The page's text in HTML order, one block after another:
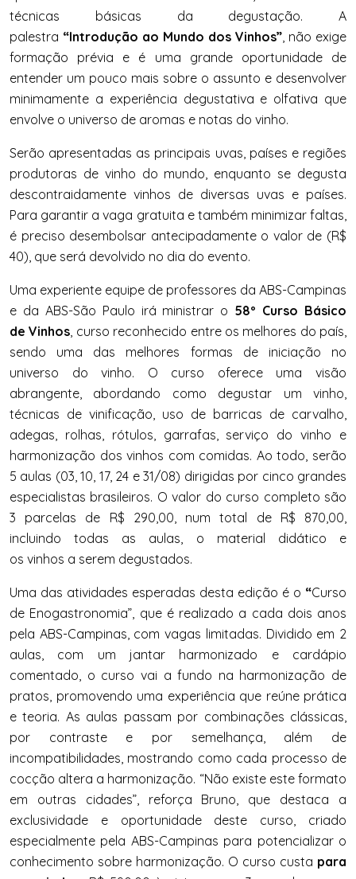
técnicas básicas da degustação. A
palestra “Introdução ao Mundo dos Vinhos” não exige
formação prévia e é uma grande oportunidade de
entender um pouco mais sobre o assunto e desenvolver
minimamente a experiência degustativa e olfativa que
envolve o universo de aromas e notas do vinho.
Serão apresentadas as principais uvas, países e regiões
produtoras de vinho do mundo, enquanto se degusta
descontraidamente vinhos de diversas uvas e países.
Para garantir a vaga gratuita e também minimizar faltas,
é preciso desembolsar antecipadamente o valor de (R$
40), que será devolvido no dia do evento.
Uma experiente equipe de professores da ABS-Campinas
e da ABS-São Paulo irá ministrar o 58º Curso Básico
de Vinhos , curso reconhecido entre os melhores do país,
sendo uma das melhores formas de iniciação no
universo do vinho. O curso oferece uma visão
abrangente, abordando como degustar um vinho,
técnicas de vinificação, uso de barricas de carvalho,
adegas, rolhas, rótulos, garrafas, serviço do vinho e
harmonização dos vinhos com comidas. Ao todo, serão
5 aulas (03, 10, 17, 24 e 31/08) dirigidas por cinco grandes
especialistas brasileiros. O valor do curso completo são
3 parcelas de R$ 290,00, num total de R$ 870,00,
incluindo todas as aulas, o material didático e
os vinhos a serem degustados.
Uma das atividades esperadas desta edição é o “Curso
de Enogastronomia”, que é realizado a cada dois anos
pela ABS-Campinas, com vagas limitadas. Dividido em 2
aulas, com um jantar harmonizado e cardápio
comentado, o curso vai a fundo na harmonização de
pratos, promovendo uma experiência que reúne prática
e teoria. As aulas passam por combinações clássicas,
por contraste e por semelhança, além de
incompatibilidades, mostrando como cada processo de
cocção altera a harmonização. “Não existe este formato
em outras cidades”, reforça Bruno, que destaca a
exclusividade e oportunidade deste curso, criado
especialmente pela ABS-Campinas para potencializar o
conhecimento sobre harmonização. O curso custa para